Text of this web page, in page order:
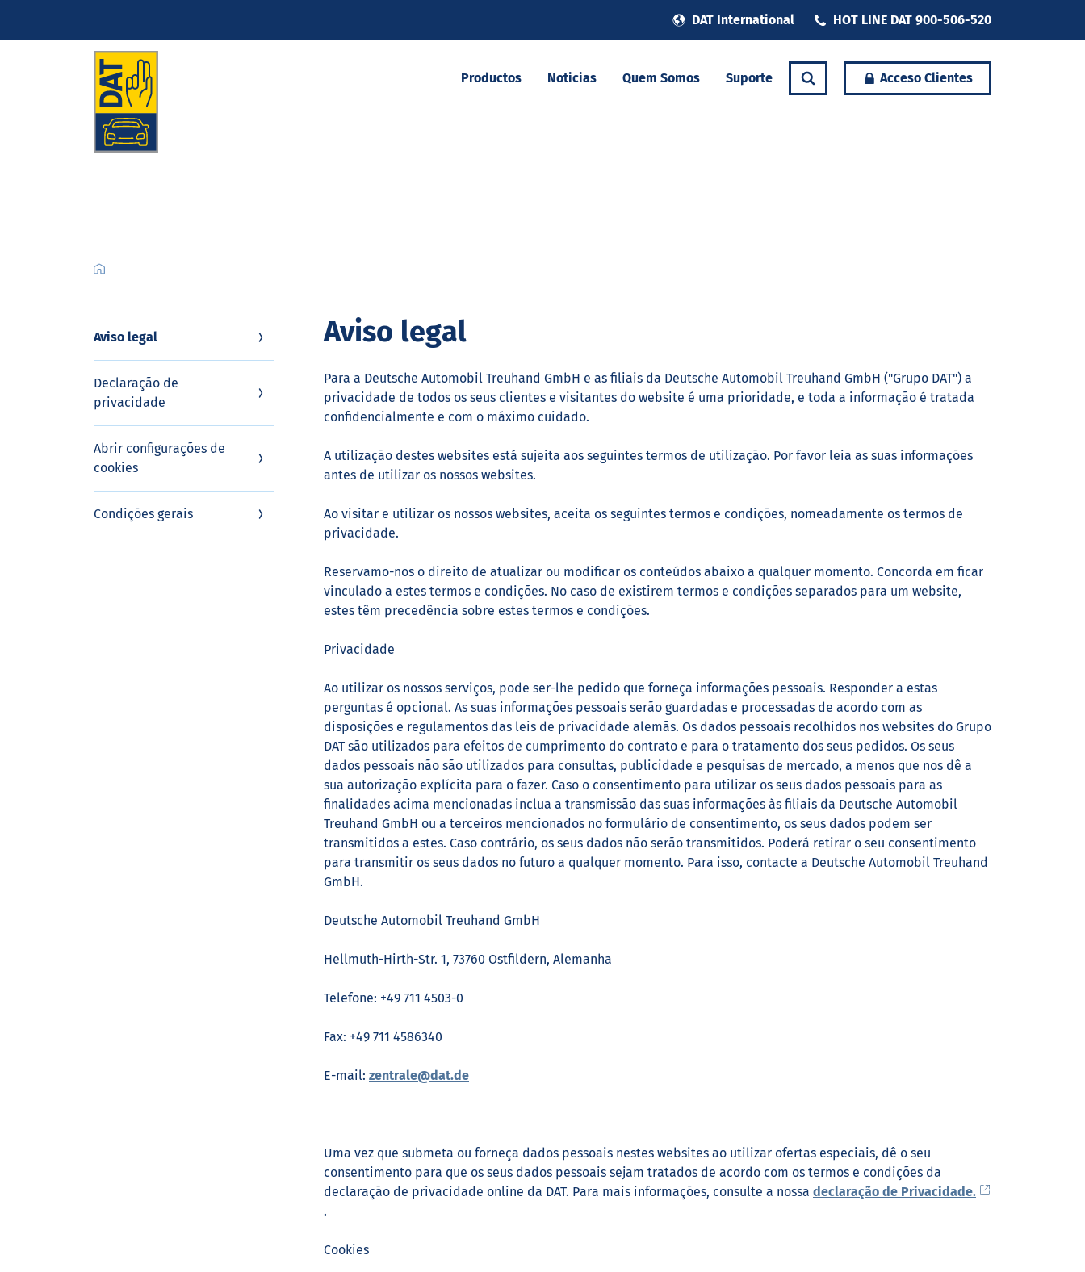
DAT International HOT LINE DAT 900-506-520
Productos Noticias Quem Somos Suporte Acceso Clientes
Aviso legal
Para a Deutsche Automobil Treuhand GmbH e as filiais da Deutsche Automobil Treuhand GmbH ("Grupo DAT") a
privacidade de todos os seus clientes e visitantes do website é uma prioridade, e toda a informação é tratada
confidencialmente e com o máximo cuidado.
A utilização destes websites está sujeita aos seguintes termos de utilização. Por favor leia as suas informações
antes de utilizar os nossos websites.
Ao visitar e utilizar os nossos websites, aceita os seguintes termos e condições, nomeadamente os termos de
privacidade.
Reservamo-nos o direito de atualizar ou modificar os conteúdos abaixo a qualquer momento. Concorda em ficar
vinculado a estes termos e condições. No caso de existirem termos e condições separados para um website,
estes têm precedência sobre estes termos e condições.
Privacidade
Ao utilizar os nossos serviços, pode ser-lhe pedido que forneça informações pessoais. Responder a estas
perguntas é opcional. As suas informações pessoais serão guardadas e processadas de acordo com as
disposições e regulamentos das leis de privacidade alemãs. Os dados pessoais recolhidos nos websites do Grupo
DAT são utilizados para efeitos de cumprimento do contrato e para o tratamento dos seus pedidos. Os seus
dados pessoais não são utilizados para consultas, publicidade e pesquisas de mercado, a menos que nos dê a
sua autorização explícita para o fazer. Caso o consentimento para utilizar os seus dados pessoais para as
finalidades acima mencionadas inclua a transmissão das suas informações às filiais da Deutsche Automobil
Treuhand GmbH ou a terceiros mencionados no formulário de consentimento, os seus dados podem ser
transmitidos a estes. Caso contrário, os seus dados não serão transmitidos. Poderá retirar o seu consentimento
para transmitir os seus dados no futuro a qualquer momento. Para isso, contacte a Deutsche Automobil Treuhand
GmbH.
Deutsche Automobil Treuhand GmbH
Hellmuth-Hirth-Str. 1, 73760 Ostfildern, Alemanha
Telefone: +49 711 4503-0
Fax: +49 711 4586340
E-mail: zentrale@dat.de
Uma vez que submeta ou forneça dados pessoais nestes websites ao utilizar ofertas especiais, dê o seu
consentimento para que os seus dados pessoais sejam tratados de acordo com os termos e condições da
declaração de privacidade online da DAT. Para mais informações, consulte a nossa declaração de Privacidade.
.
Cookies
Aviso legal
Declaração de
privacidade
Abrir configurações de
cookies
Condições gerais